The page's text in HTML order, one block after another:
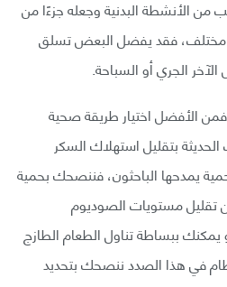
من الأنشطة البدنية وجعله جزءًا من
مختلف، فقد يفضل البعض تسلق
الجري أو السباحة.
فمن الأفضل اختيار طريقة صحية
بتقليل استهلاك السكر
يمدحها الباحثون، فننصحك بحمية
تقليل مستويات الصوديوم
يمكنك ببساطة تناول الطعام الطازج
في هذا الصدد ننصحك بتحديد